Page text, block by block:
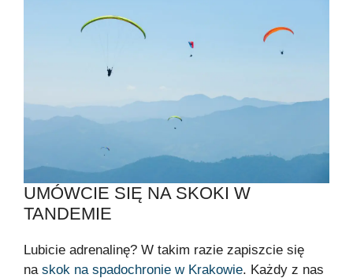
UMÓWCIE SIĘ NA SKOKI W
TANDEMIE
Lubicie adrenalinę? W takim razie zapiszcie się
na skok na spadochronie w Krakowie. Każdy z nas